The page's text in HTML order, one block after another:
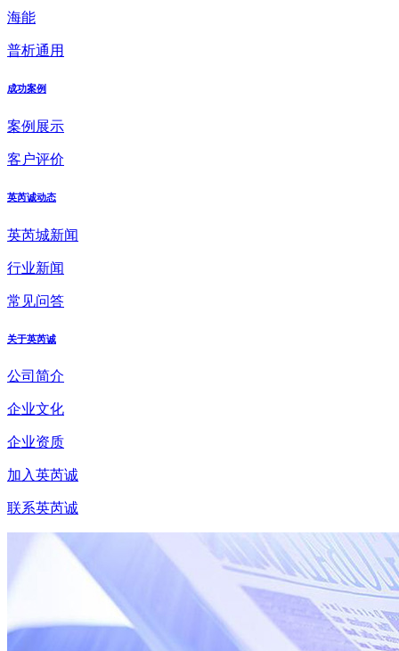
海能
普析通用
成功案例
案例展示
客户评价
英芮诚动态
英芮城新闻
行业新闻
常见问答
关于英芮诚
公司简介
企业文化
企业资质
加入英芮诚
联系英芮诚